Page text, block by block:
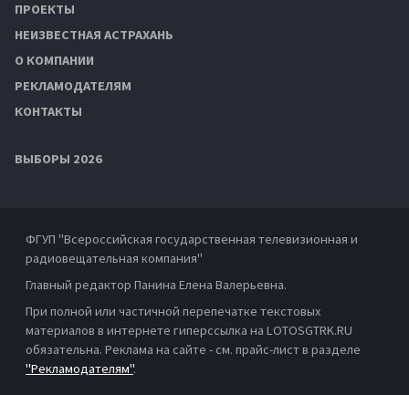
ПРОЕКТЫ
НЕИЗВЕСТНАЯ АСТРАХАНЬ
О КОМПАНИИ
РЕКЛАМОДАТЕЛЯМ
КОНТАКТЫ
ВЫБОРЫ 2026
ФГУП "Всероссийская государственная телевизионная и
радиовещательная компания"
Главный редактор Панина Елена Валерьевна.
При полной или частичной перепечатке текстовых
материалов в интернете гиперссылка на LOTOSGTRK.RU
обязательна. Реклама на сайте - см. прайс-лист в разделе
"Рекламодателям".